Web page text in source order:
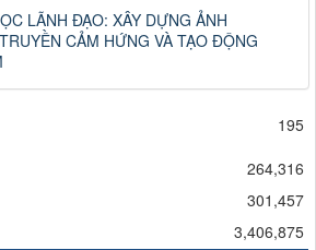
LÃNH ĐẠO: XÂY DỰNG ẢNH
CẢM HỨNG VÀ TẠO ĐỘNG
195
264,316
301,457
3,406,875